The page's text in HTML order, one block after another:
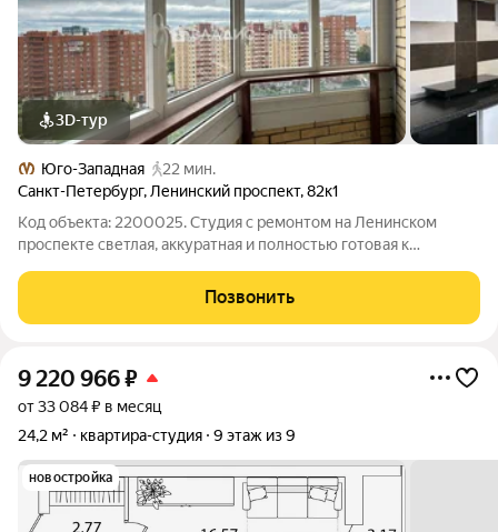
3D-тур
Юго-Западная
22 мин.
Санкт-Петербург, Ленинский проспект,82к1
Код объекта: 2200025. Студия с ремонтом на Ленинском
проспекте светлая, аккуратная и полностью готовая к
дарит открытый городской вид и много дневного света. В
квартире остается мебель и
Позвонить
9 220 966₽
от 33 084 ₽ в месяц
24,2 м²
квартира-студия 9 этаж из 9
новостройка